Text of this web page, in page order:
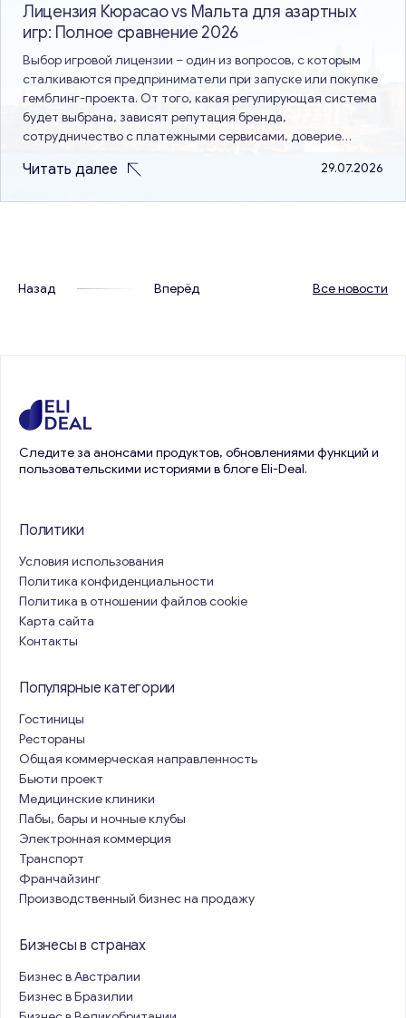
Лицензия Кюрасао vs Мальта для азартных
игр: Полное сравнение 2026
Выбор игровой лицензии – один из вопросов, с которым
сталкиваются предприниматели при запуске или покупке
гемблинг-проекта. От того, какая регулирующая система
будет выбрана, зависят репутация бренда,
сотрудничество с платежными сервисами, доверие
Именно поэтому сравнение лицензий Кюрасао и Мальты
Читать далее 29.07.2026
Назад Вперёд Все новости
Следите за анонсами продуктов, обновлениями функций и
пользовательскими историями в блоге Eli-Deal.
Политики
Условия использования
Политика конфиденциальности
Политика в отношении файлов cookie
Карта сайта
Контакты
Популярные категории
Гостиницы
Рестораны
Общая коммерческая направленность
Бьюти проект
Медицинские клиники
Пабы, бары и ночные клубы
Электронная коммерция
Транспорт
Франчайзинг
Производственный бизнес на продажу
Бизнесы в странах
Бизнес в Австралии
Бизнес в Бразилии